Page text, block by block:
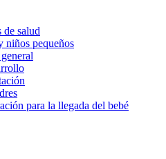
de salud
niños pequeños
para la llegada del bebé